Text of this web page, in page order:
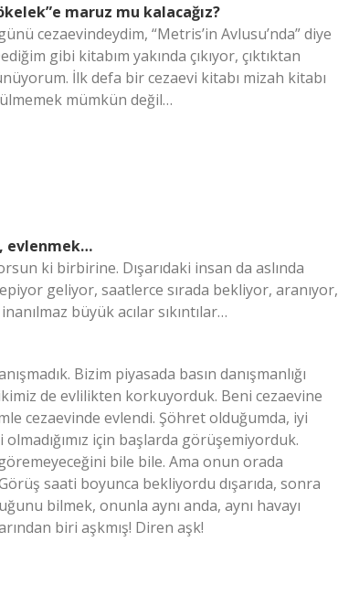
maruz mu kalacağız?
cezaevindeydim, “Metris’in Avlusu’nda” diye
gibi kitabım yakında çıkıyor, çıktıktan
İlk defa bir cezaevi kitabı mizah kitabı
mümkün değil…
evlenmek…
ki birbirine. Dışarıdaki insan da aslında
geliyor, saatlerce sırada bekliyor, aranıyor,
büyük acılar sıkıntılar…
Bizim piyasada basın danışmanlığı
de evlilikten korkuyorduk. Beni cezaevine
cezaevinde evlendi. Şöhret olduğumda, iyi
için başlarda görüşemiyorduk.
bile bile. Ama onun orada
saati boyunca bekliyordu dışarıda, sonra
bilmek, onunla aynı anda, aynı havayı
biri aşkmış! Diren aşk!